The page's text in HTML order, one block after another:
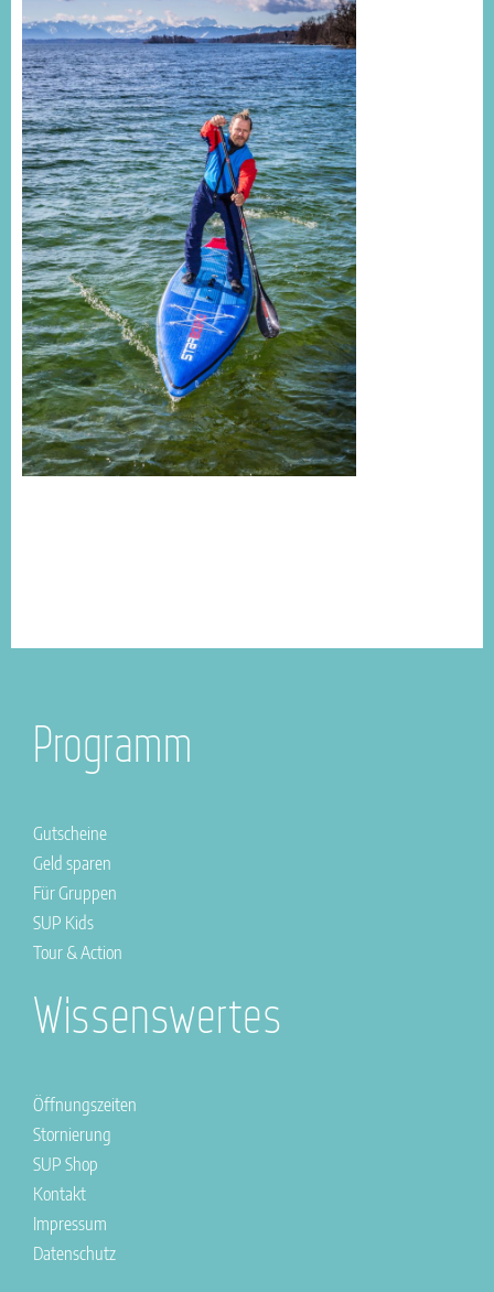
Programm
Gutscheine
Geld sparen
Für Gruppen
SUP Kids
Tour & Action
Wissenswertes
Öffnungszeiten
Stornierung
SUP Shop
Kontakt
Impressum
Datenschutz